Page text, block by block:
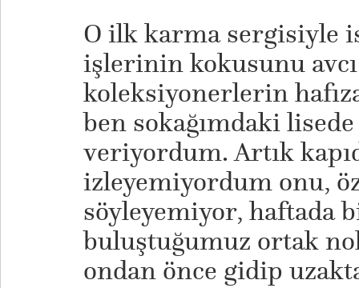
O ilk karma sergisiyle
işlerinin kokusunu
koleksiyonerlerin
ben sokağımdaki
veriyordum. Artık
izleyemiyordum onu,
söyleyemiyor, haftada
buluştuğumuz ortak
ondan önce gidip